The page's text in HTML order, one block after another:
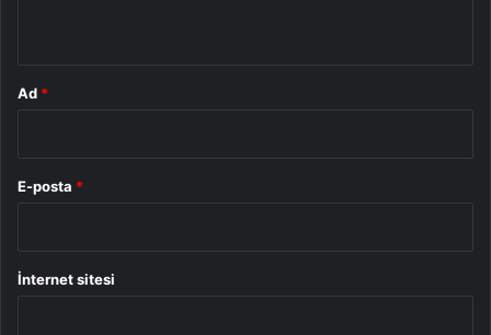
Ad *
E-posta *
İnternet sitesi